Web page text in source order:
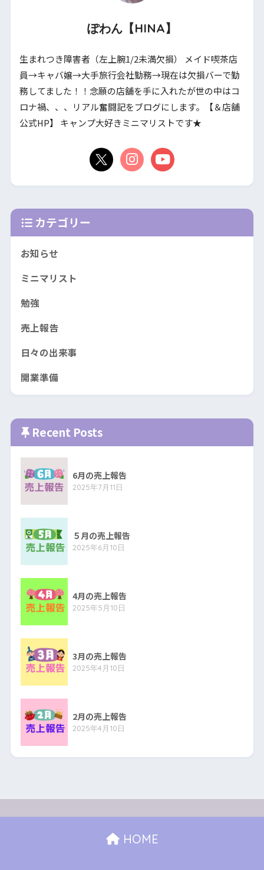
ぽわん【HINA】
生まれつき障害者（左上腕1/2未満欠損） メイド喫茶店
員→キャバ嬢→大手旅行会社勤務→現在は欠損バーで勤
務してました！！念願の店舗を手に入れたが世の中はコ
ロナ禍、、、リアル奮闘記をブログにします。【＆店舗
公式HP】 キャンプ大好きミニマリストです★
カテゴリー
お知らせ
ミニマリスト
勉強
売上報告
日々の出来事
開業準備
Recent Posts
6月の売上報告
2025年7月11日
５月の売上報告
2025年6月10日
4月の売上報告
2025年5月10日
3月の売上報告
2025年4月10日
2月の売上報告
2025年4月10日
HOME